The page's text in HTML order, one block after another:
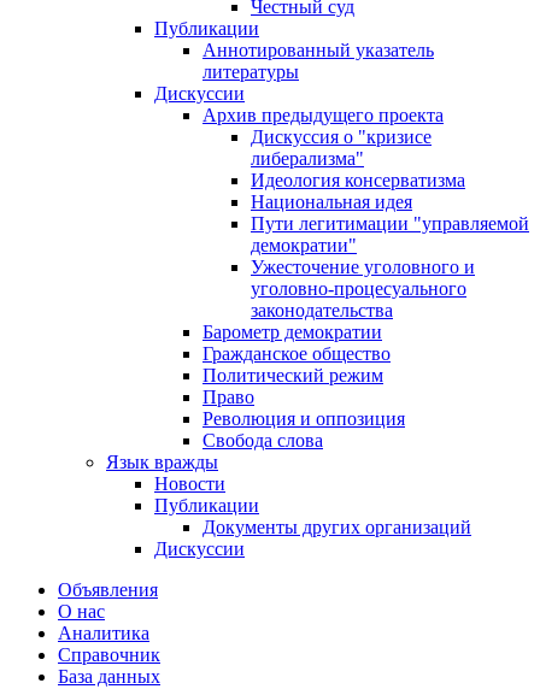
Честный суд
Публикации
Аннотированный указатель
литературы
Дискуссии
Архив предыдущего проекта
Дискуссия о "кризисе
либерализма"
Идеология консерватизма
Национальная идея
Пути легитимации "управляемой
демократии"
Ужесточение уголовного и
уголовно-процесуального
законодательства
Барометр демократии
Гражданское общество
Политический режим
Право
Революция и оппозиция
Свобода слова
Язык вражды
Новости
Публикации
Документы других организаций
Дискуссии
Объявления
О нас
Аналитика
Справочник
База данных